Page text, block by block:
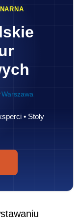
Warszawa
• Stoły